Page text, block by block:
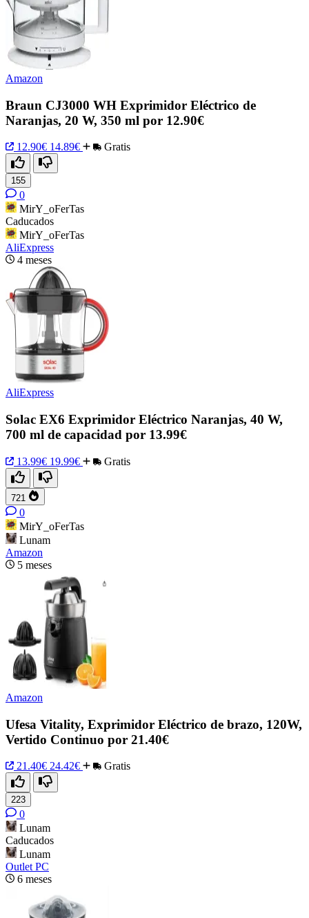
Amazon
Braun CJ3000 WH Exprimidor Eléctrico de
Naranjas, 20 W, 350 ml por 12.90€
12.90€ 14.89€ Gratis
155
0
MirY_oFerTas
Caducados
MirY_oFerTas
AliExpress
4 meses
AliExpress
Solac EX6 Exprimidor Eléctrico Naranjas, 40 W,
700 ml de capacidad por 13.99€
13.99€ 19.99€ Gratis
721
0
MirY_oFerTas
Lunam
Amazon
5 meses
Amazon
Ufesa Vitality, Exprimidor Eléctrico de brazo, 120W,
Vertido Continuo por 21.40€
21.40€ 24.42€ Gratis
223
0
Lunam
Caducados
Lunam
Outlet PC
6 meses